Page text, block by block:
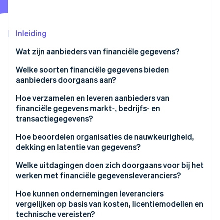
CO₂-verwijdering
Identity
Online identiteitsverificatie
Stripe Sessions 2026
Ontdek hoe Stripe de economische
Nu bekijken
Stripe App Marketplace
Inleiding
Wat zijn aanbieders van financiële gegevens?
Welke soorten financiële gegevens bieden
aanbieders doorgaans aan?
Marktdata
Fundamentele bedrijfsgegevens
Economische indicatoren
Referentiegegevens
Alternatieve gegevens
Nieuws- en sentimentfeeds
Transactie- en accountgegevens
Hoe verzamelen en leveren aanbieders van
financiële gegevens markt-, bedrijfs- en
transactiegegevens?
Gegevensverzameling
Normalisatie en kwaliteitscontrole
Levering van gegevens
Hoe beoordelen organisaties de nauwkeurigheid,
dekking en latentie van gegevens?
Welke uitdagingen doen zich doorgaans voor bij het
werken met financiële gegevensleveranciers?
Problemen met integratie
Verrassingen op het gebied van gegevenskwaliteit
Hoe kunnen ondernemingen leveranciers
vergelijken op basis van kosten, licentiemodellen en
technische vereisten?